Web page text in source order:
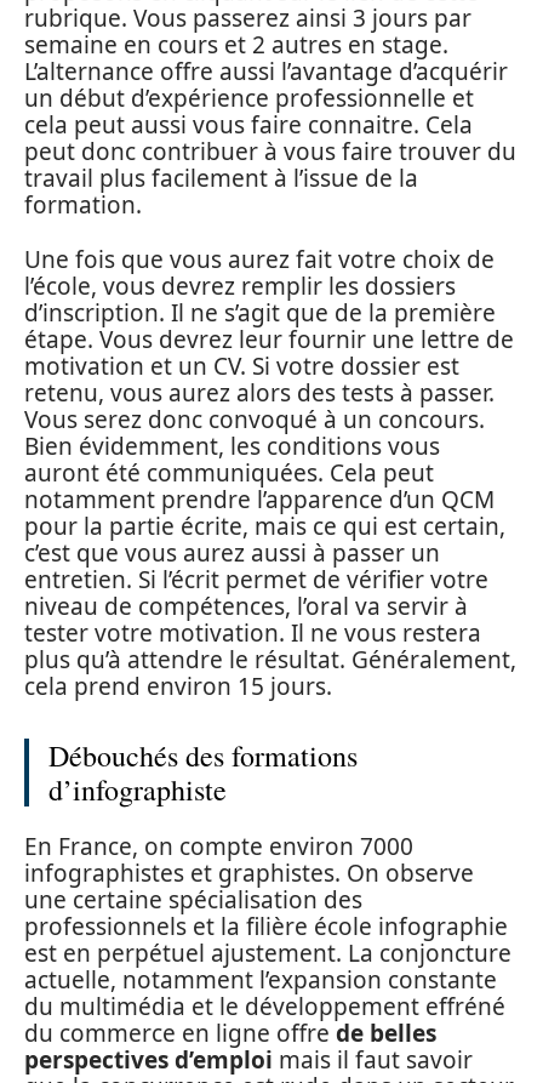
rubrique. Vous passerez ainsi 3 jours par
semaine en cours et 2 autres en stage.
L’alternance offre aussi l’avantage d’acquérir
un début d’expérience professionnelle et
cela peut aussi vous faire connaitre. Cela
peut donc contribuer à vous faire trouver du
travail plus facilement à l’issue de la
formation.
Une fois que vous aurez fait votre choix de
l’école, vous devrez remplir les dossiers
d’inscription. Il ne s’agit que de la première
étape. Vous devrez leur fournir une lettre de
motivation et un CV. Si votre dossier est
retenu, vous aurez alors des tests à passer.
Vous serez donc convoqué à un concours.
Bien évidemment, les conditions vous
auront été communiquées. Cela peut
notamment prendre l’apparence d’un QCM
pour la partie écrite, mais ce qui est certain,
c’est que vous aurez aussi à passer un
entretien. Si l’écrit permet de vérifier votre
niveau de compétences, l’oral va servir à
tester votre motivation. Il ne vous restera
plus qu’à attendre le résultat. Généralement,
cela prend environ 15 jours.
Débouchés des formations
d’infographiste
En France, on compte environ 7000
infographistes et graphistes. On observe
une certaine spécialisation des
professionnels et la filière école infographie
est en perpétuel ajustement. La conjoncture
actuelle, notamment l’expansion constante
du multimédia et le développement effréné
du commerce en ligne offre de belles
perspectives d’emploi mais il faut savoir